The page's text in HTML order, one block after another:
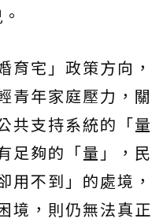
育宅」政策方向，
青年家庭壓力，關
共支持系統的「量
足夠的「量」，民
用不到」的處境，
境，則仍無法真正